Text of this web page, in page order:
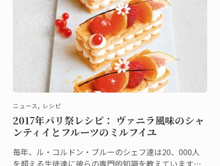
ニュース, レシピ
2017年パリ祭レシピ： ヴァニラ風味のシャ
ンティイとフルーツのミルフイユ
毎年、ル・コルドン・ブルーのシェフ達は20、000人